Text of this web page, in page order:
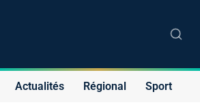
Actualités Régional Sport